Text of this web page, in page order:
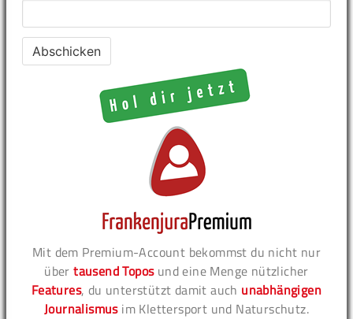
Mit dem Premium-Account bekommst du nicht nur
übertausend Toposund eine Menge nützlicher
Features, du unterstützt damit auch unabhängigen
Journalismusim Klettersport und Naturschutz.